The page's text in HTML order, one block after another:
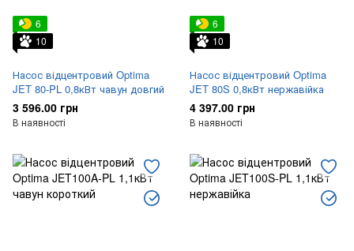
6
10
Насос відцентровий Optima
JET 80-PL 0,8кВт чавун довгий
3 596.00 грн
В наявності
6
10
Насос відцентровий Optima
JET 80S 0,8кВт нержавійка
4 397.00 грн
В наявності